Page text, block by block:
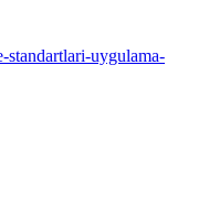
standartlari-uygulama-